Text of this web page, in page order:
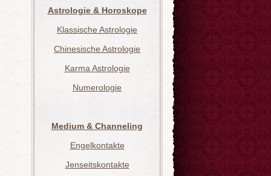
Astrologie & Horoskope
Klassische Astrologie
Chinesische Astrologie
Karma Astrologie
Numerologie
Medium & Channeling
Engelkontakte
Jenseitskontakte